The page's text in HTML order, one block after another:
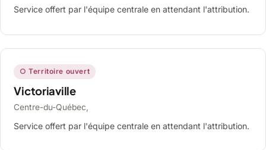
Service offert par l'équipe centrale en attendant l'attribution.
○ Territoire ouvert
Victoriaville
Centre-du-Québec,
Service offert par l'équipe centrale en attendant l'attribution.